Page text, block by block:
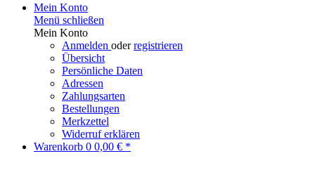
Mein Konto
Menü schließen
Mein Konto
Anmelden oderregistrieren
Übersicht
Persönliche Daten
Adressen
Zahlungsarten
Bestellungen
Merkzettel
Widerruf erklären
Warenkorb 0 0,00 € *